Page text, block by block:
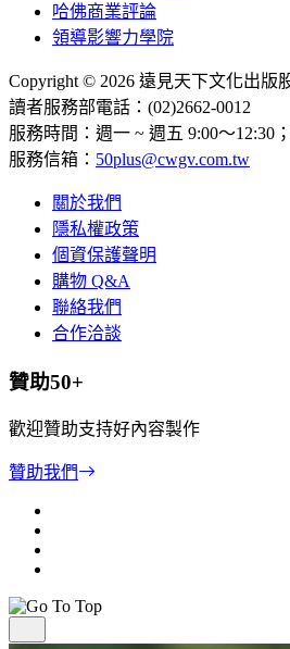
哈佛商業評論
領導影響力學院
Copyright © 2026 遠見天下文化出版
讀者服務部電話：(02)2662-0012
服務時間：週一 ~ 週五 9:00～12:30
服務信箱： 50plus@cwgv.com.tw
關於我們
隱私權政策
個資保護聲明
購物 Q&A
聯絡我們
合作洽談
贊助50+
歡迎贊助支持好內容製作
贊助我們